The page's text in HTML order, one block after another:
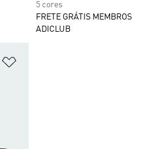
5 cores
FRETE GRÁTIS MEMBROS
ADICLUB